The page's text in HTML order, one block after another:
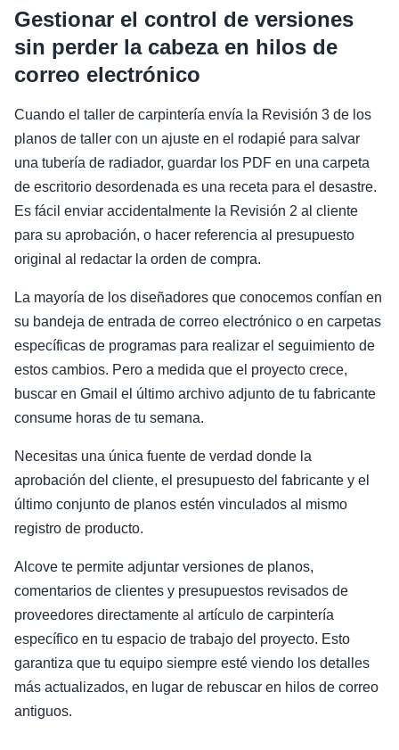
Gestionar el control de versiones
sin perder la cabeza en hilos de
correo electrónico
Cuando el taller de carpintería envía la Revisión 3 de los
planos de taller con un ajuste en el rodapié para salvar
una tubería de radiador, guardar los PDF en una carpeta
de escritorio desordenada es una receta para el desastre.
Es fácil enviar accidentalmente la Revisión 2 al cliente
para su aprobación, o hacer referencia al presupuesto
original al redactar la orden de compra.
La mayoría de los diseñadores que conocemos confían en
su bandeja de entrada de correo electrónico o en carpetas
específicas de programas para realizar el seguimiento de
estos cambios. Pero a medida que el proyecto crece,
buscar en Gmail el último archivo adjunto de tu fabricante
consume horas de tu semana.
Necesitas una única fuente de verdad donde la
aprobación del cliente, el presupuesto del fabricante y el
último conjunto de planos estén vinculados al mismo
registro de producto.
Alcove te permite adjuntar versiones de planos,
comentarios de clientes y presupuestos revisados de
proveedores directamente al artículo de carpintería
específico en tu espacio de trabajo del proyecto. Esto
garantiza que tu equipo siempre esté viendo los detalles
más actualizados, en lugar de rebuscar en hilos de correo
antiguos.